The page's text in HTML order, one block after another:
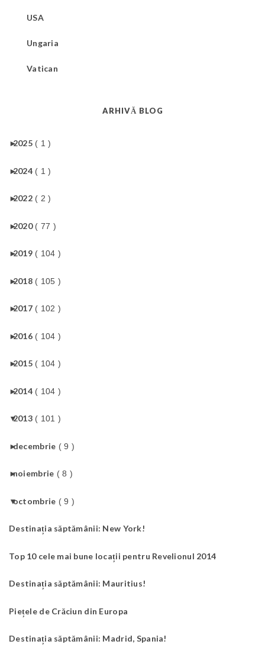
USA
Ungaria
Vatican
ARHIVĂ BLOG
►
2025 ( 1 )
►
2024 ( 1 )
►
2022 ( 2 )
►
2020 ( 77 )
►
2019 ( 104 )
►
2018 ( 105 )
►
2017 ( 102 )
►
2016 ( 104 )
►
2015 ( 104 )
►
2014 ( 104 )
▼
2013 ( 101 )
►
decembrie ( 9 )
►
noiembrie ( 8 )
▼
octombrie ( 9 )
Destinația săptămânii: New York!
Top 10 cele mai bune locații pentru Revelionul 2014
Destinația săptămânii: Mauritius!
Piețele de Crăciun din Europa
Destinația săptămânii: Madrid, Spania!